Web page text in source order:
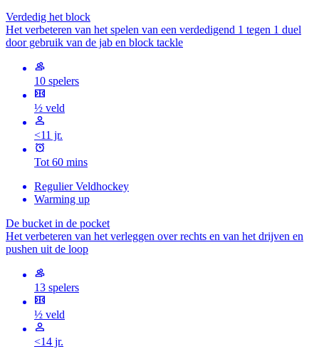
Verdedig het block
Het verbeteren van het spelen van een verdedigend 1 tegen 1 duel
door gebruik van de jab en block tackle
10 spelers
½ veld
<11 jr.
Tot 60 mins
Regulier Veldhockey
Warming up
De bucket in de pocket
Het verbeteren van het verleggen over rechts en van het drijven en
pushen uit de loop
13 spelers
½ veld
<14 jr.